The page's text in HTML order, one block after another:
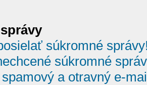
súkromné
súkromné
a otravný e-